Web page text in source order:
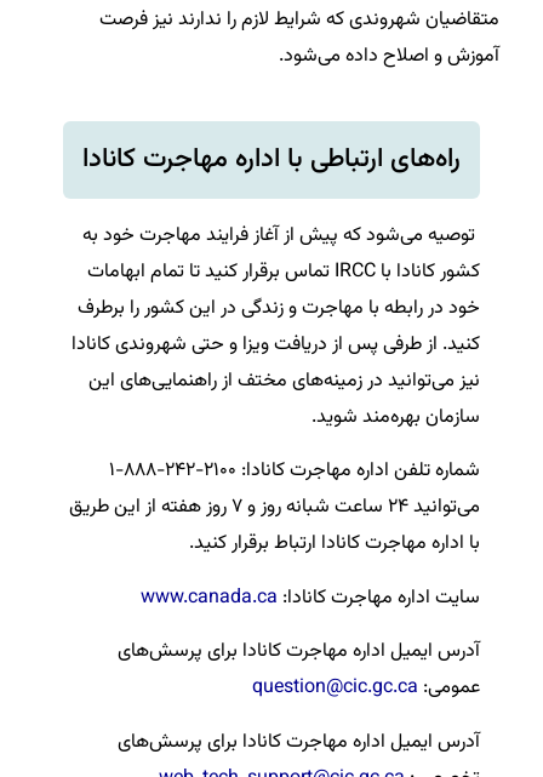
متقاضیان شهروندی که شرایط لازم را ندارند نیز فرصت
آموزش و اصلاح داده می‌شود.
راه‌های ارتباطی با اداره مهاجرت کانادا
توصیه می‌شود که پیش از آغاز فرایند مهاجرت خود به
کشور کانادا با IRCC تماس‌ برقرار کنید تا تمام ابهامات
خود در رابطه با مهاجرت و زندگی در این کشور را برطرف
کنید. از طرفی پس از دریافت ویزا و حتی شهروندی کانادا
نیز می‌توانید در زمینه‌های مختف از راهنمایی‌های این
سازمان بهره‌مند شوید.
شماره تلفن اداره مهاجرت کانادا: ۲۱۰۰-۲۴۲-۸۸۸-۱
می‌توانید ۲۴ ساعت شبانه روز و ۷ روز هفته از این طریق
با اداره مهاجرت کانادا ارتباط برقرار کنید.
سایت اداره مهاجرت کانادا: www.canada.ca
آدرس ایمیل اداره مهاجرت کانادا برای پرسش‌های
عمومی: question@cic.gc.ca
آدرس ایمیل اداره مهاجرت کانادا برای پرسش‌های